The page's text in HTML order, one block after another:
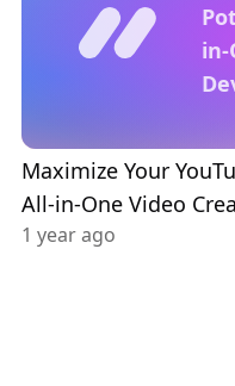
in-
Maximize Your
All-in-One Video
1 year ago